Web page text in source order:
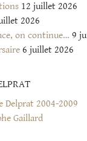
12 juillet 2026
2026
on continue… 9
6 juillet 2026
Delprat 2004-2009
Gaillard